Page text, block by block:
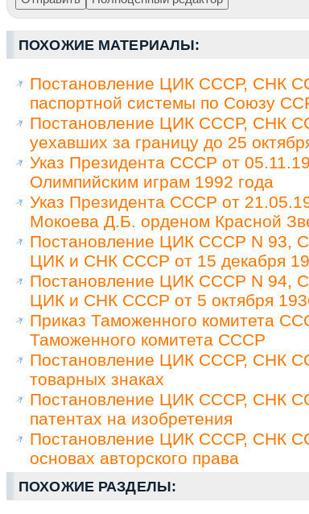
ПОХОЖИЕ МАТЕРИАЛЫ:
Постановление ЦИК СССР, СНК
паспортной системы по Союзу
Постановление ЦИК СССР, СНК
уехавших за границу до 25
Указ Президента СССР от
Олимпийским играм 1992 года
Указ Президента СССР от
Мокоева Д.Б. орденом Красной
Постановление ЦИК СССР N 93,
ЦИК и СНК СССР от 15 декабря
Постановление ЦИК СССР N 94,
ЦИК и СНК СССР от 5 октября
Приказ Таможенного комитета
Таможенного комитета СССР
Постановление ЦИК СССР, СНК
товарных знаках
Постановление ЦИК СССР, СНК
патентах на изобретения
Постановление ЦИК СССР, СНК
основах авторского права
ПОХОЖИЕ РАЗДЕЛЫ: